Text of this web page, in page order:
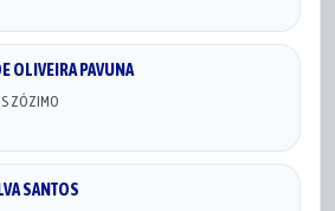
OLIVEIRA PAVUNA
ZÓZIMO
SANTOS